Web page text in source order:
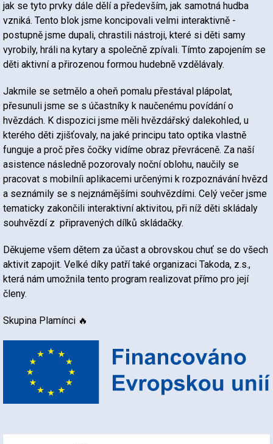
jak se tyto prvky dále dělí a především, jak samotná hudba
vzniká. Tento blok jsme koncipovali velmi interaktivně -
postupně jsme dupali, chrastili nástroji, které si děti samy
vyrobily, hráli na kytary a společně zpívali. Tímto zapojením se
děti aktivní a přirozenou formou hudebně vzdělávaly.
Jakmile se setmělo a oheň pomalu přestával plápolat,
přesunuli jsme se s účastníky k naučenému povídání o
hvězdách. K dispozici jsme měli hvězdářský dalekohled, u
kterého děti zjišťovaly, na jaké principu tato optika vlastně
funguje a proč přes čočky vidíme obraz převráceně. Za naší
asistence následně pozorovaly noční oblohu, naučily se
pracovat s mobilníi aplikacemi určenými k rozpoznávání hvězd
a seznámily se s nejznámějšími souhvězdími. Celý večer jsme
tematicky zakončili interaktivní aktivitou, při níž děti skládaly
souhvězdí z připravených dílků skládačky.
Děkujeme všem dětem za účast a obrovskou chuť se do všech
aktivit zapojit. Velké díky patří také organizaci Takoda, z.s.,
která nám umožnila tento program realizovat přímo pro její
členy.
Skupina Plamínci 🔥